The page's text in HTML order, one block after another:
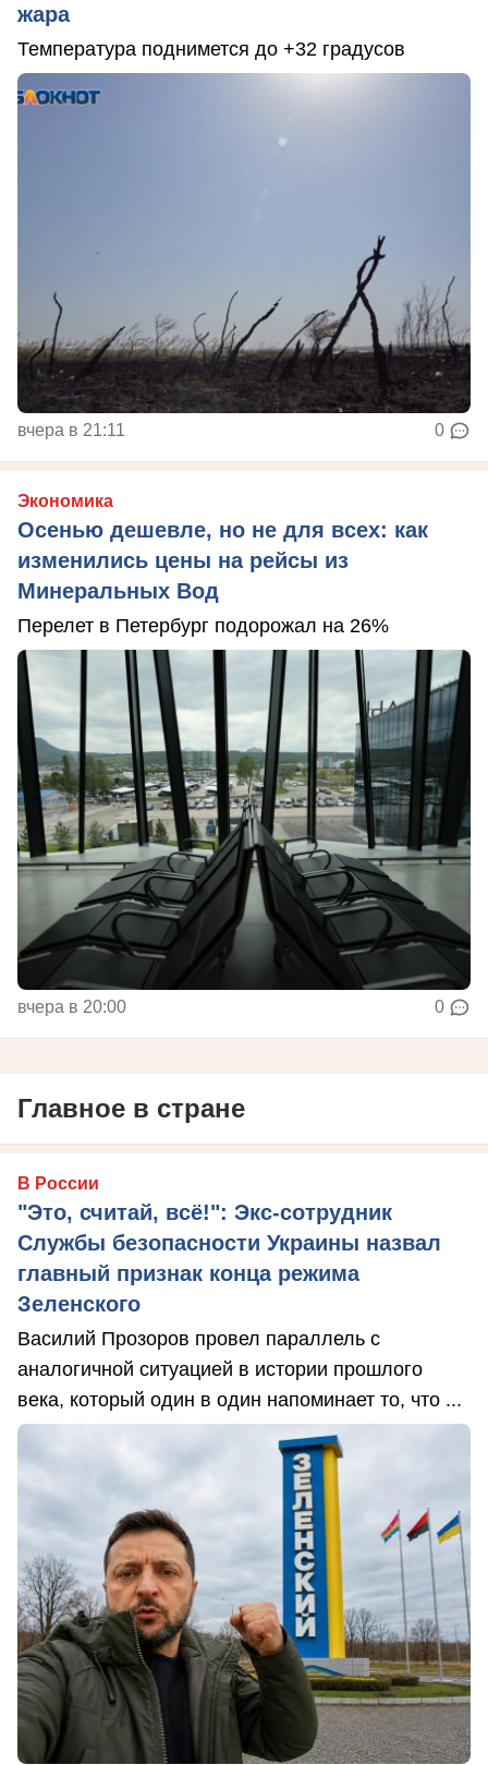
жара
Температура поднимется до +32 градусов
вчера в 21:11 0
Экономика
Осенью дешевле, но не для всех: как
изменились цены на рейсы из
Минеральных Вод
Перелет в Петербург подорожал на 26%
вчера в 20:00 0
Главное в стране
В России
"Это, считай, всё!": Экс-сотрудник
Службы безопасности Украины назвал
главный признак конца режима
Зеленского
Василий Прозоров провел параллель с
аналогичной ситуацией в истории прошлого
века, который один в один напоминает то, что ...